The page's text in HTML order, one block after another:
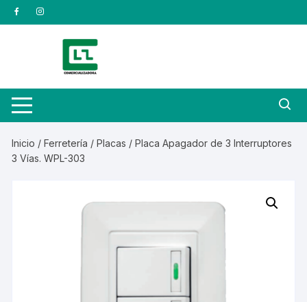
Saltar
al
Inicio /Ferretería /Placas / Placa Apagador de 3 Interruptores
3 Vías. WPL-303